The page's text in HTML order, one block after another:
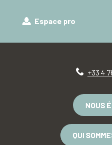
Espace pro
+33 4
NOUS
QUI